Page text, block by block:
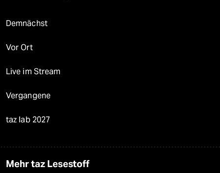
Demnächst
Vor Ort
Live im Stream
Vergangene
taz lab 2027
Mehr taz Lesestoff